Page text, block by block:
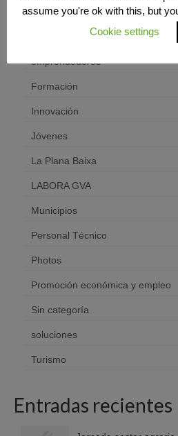
Desarrollo económico local
Diputació de Castelló
emprendedores
Formación
Innovación
Jóvenes
La Plana Baixa
LABORA GVA
Municipios
Personal Técnico
Photos
Promoción económica y empleo
Sin categoría
soluciones
Turismo
Entradas recientes
assume you're ok with this, but
Cookie settings